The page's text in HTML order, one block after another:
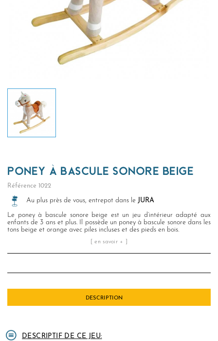
PONEY À BASCULE SONORE BEIGE
Référence 1022
Au plus près de vous, entrepot dans le JURA
Le poney à bascule sonore beige est un jeu d’intérieur adapté aux
enfants de 3 ans et plus. Il possède un poney à bascule sonore dans les
tons beige et orange avec piles incluses et des pieds en bois.
[ en savoir + ]
DESCRIPTION
DESCRIPTIF DE CE JEU: